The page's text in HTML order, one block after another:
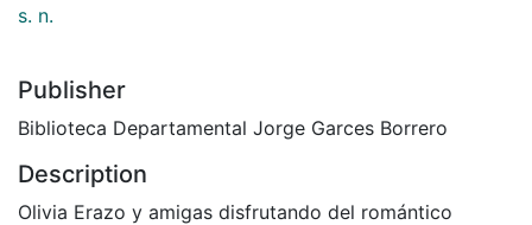
s. n.
Publisher
Biblioteca Departamental Jorge Garces Borrero
Description
Olivia Erazo y amigas disfrutando del romántico